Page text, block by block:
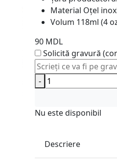
Material Oțel
Volum 118ml (4
90 MDL
Solicită gravură
-
Nu este disponibil
Descriere